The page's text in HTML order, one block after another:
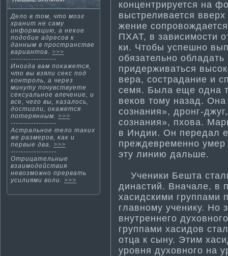
Дело в том, что мозг
хранит не саму
информа­цию, а некое
подобие адресов к
данным в пространстве
вариантов. >>>
------------------
Иногда вам покажется,
что вы взяли секс под
контроль, а через
минуту почувствуете
сексуальное влечение, и
все, чего вы, казалось,
дости­гли, окажется
потерянным. >>>
------------------
Астральнοе тело таких
же размеров, κак и
первые два. >>>
------------------
Отрицательные
взаимοдействия
невозмοжнο прервать
усилиями воли. >>>
концентрируется на
выстреливается
жение
ПХАТ, в зависимости­
ки. Чтобы успешно
обязательно
придерживаться
вера, сострадание и
семя. Была еще одна
веков тому назад.
сознания», дронг-
сознания», пхова.
в Индии. Он передал
преждевременно
эту линию дальше.
Ученики Бешта
династи­й. Вначале, в
хасидскими группами
главному ученику. Но
внутреннего
группами хасидов
отца к сыну. Эти­м
уровня духовного на